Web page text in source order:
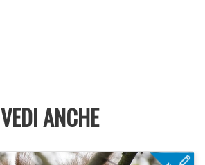
VEDI ANCHE